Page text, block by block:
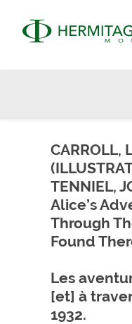
CARROLL,
TENNIEL,
Alice’s
Through
Found
Les
[et] à
1932.